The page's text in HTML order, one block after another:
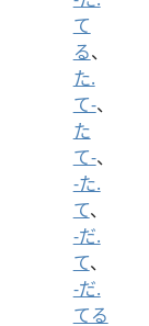
て
る、
た.
て-、
た
て-、
-た.
て、
-だ.
て、
-だ.
てる